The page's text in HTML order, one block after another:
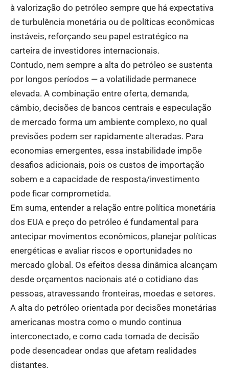
à valorização do petróleo sempre que há expectativa
de turbulência monetária ou de políticas econômicas
instáveis, reforçando seu papel estratégico na
carteira de investidores internacionais.
Contudo, nem sempre a alta do petróleo se sustenta
por longos períodos — a volatilidade permanece
elevada. A combinação entre oferta, demanda,
câmbio, decisões de bancos centrais e especulação
de mercado forma um ambiente complexo, no qual
previsões podem ser rapidamente alteradas. Para
economias emergentes, essa instabilidade impõe
desafios adicionais, pois os custos de importação
sobem e a capacidade de resposta/investimento
pode ficar comprometida.
Em suma, entender a relação entre política monetária
dos EUA e preço do petróleo é fundamental para
antecipar movimentos econômicos, planejar políticas
energéticas e avaliar riscos e oportunidades no
mercado global. Os efeitos dessa dinâmica alcançam
desde orçamentos nacionais até o cotidiano das
pessoas, atravessando fronteiras, moedas e setores.
A alta do petróleo orientada por decisões monetárias
americanas mostra como o mundo continua
interconectado, e como cada tomada de decisão
pode desencadear ondas que afetam realidades
distantes.